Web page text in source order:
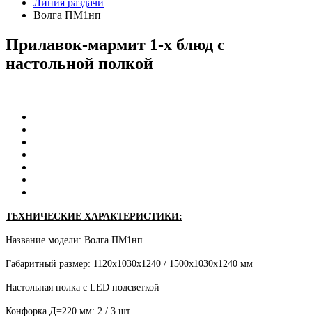
Линия раздачи
Волга ПМ1нп
Прилавок-мармит 1-х блюд с
настольной полкой
ТЕХНИЧЕСКИЕ ХАРАКТЕРИСТИКИ:
Название модели: Волга ПМ1нп
Габаритный размер: 1120х1030х1240 / 1500х1030х1240 мм
Настольная полка с LED подсветкой
Конфорка Д=220 мм: 2 / 3 шт.